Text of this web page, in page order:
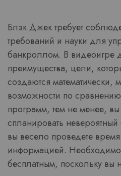
Блэк Джек требует
требований и науки для
банкроллом. В видеоигре
преимущества, цели,
создаются математически,
возможности по
программ, тем не менее,
спланировать
вы весело проведете
информацией. Необходимо
бесплатным, поскольку вы